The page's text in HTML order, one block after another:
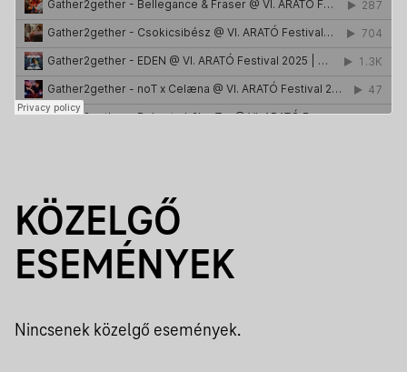
KÖZELGŐ
ESEMÉNYEK
Nincsenek közelgő események.